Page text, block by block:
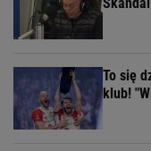
To się
klub!